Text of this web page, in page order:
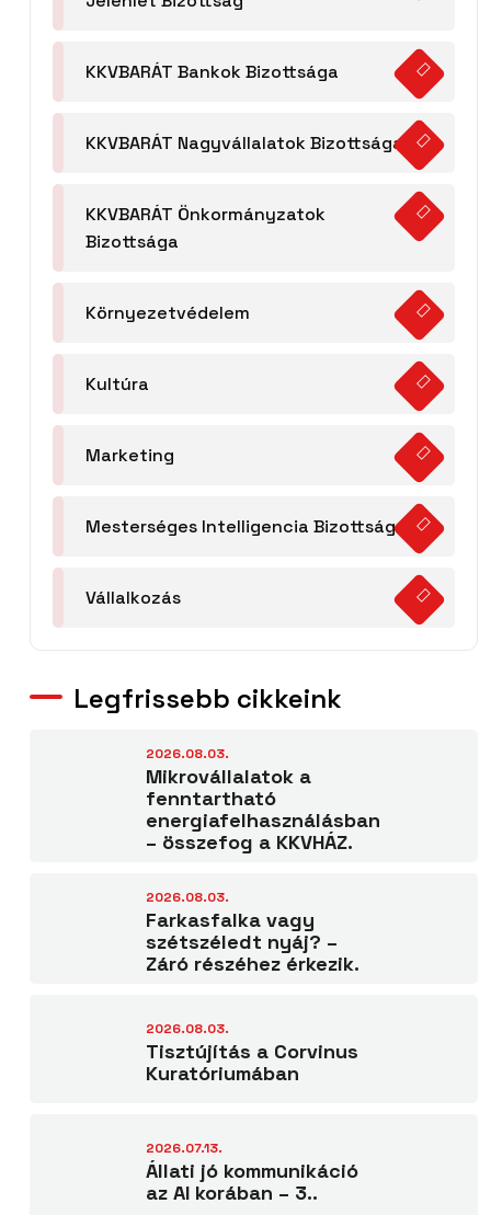
KKVBARÁT Bankok Bizottsága
KKVBARÁT Nagyvállalatok Bizottsága
KKVBARÁT Önkormányzatok
Bizottsága
Környezetvédelem
Kultúra
Marketing
Mesterséges Intelligencia Bizottság
Vállalkozás
Legfrissebb cikkeink
2026.08.03.
Mikrovállalatok a
fenntartható
energiafelhasználásban
– összefog a KKVHÁZ.
2026.08.03.
Farkasfalka vagy
szétszéledt nyáj? –
Záró részéhez érkezik.
2026.08.03.
Tisztújítás a Corvinus
Kuratóriumában
2026.07.13.
Állati jó kommunikáció
az AI korában – 3..